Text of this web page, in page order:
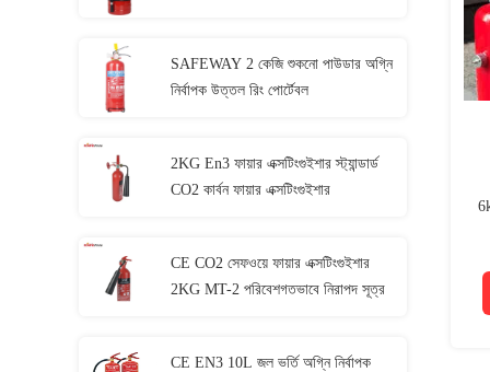
SAFEWAY 2 কেজি শুকনো পাউডার অগ্নি
নির্বাপক উত্তল রিং পোর্টেবল
2KG En3 ফায়ার এক্সটিংগুইশার স্ট্যান্ডার্ড
CO2 কার্বন ফায়ার এক্সটিংগুইশার
CE CO2 সেফওয়ে ফায়ার এক্সটিংগুইশার
2KG MT-2 পরিবেশগতভাবে নিরাপদ সূত্র
CE EN3 10L জল ভর্তি অগ্নি নির্বাপক